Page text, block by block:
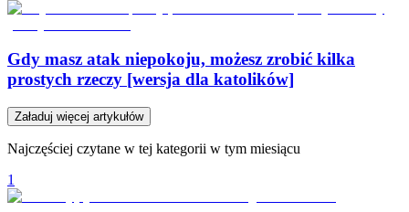
Gdy masz atak niepokoju, możesz zrobić kilka
prostych rzeczy [wersja dla katolików]
Załaduj więcej artykułów
Najczęściej czytane w tej kategorii w tym miesiącu
1